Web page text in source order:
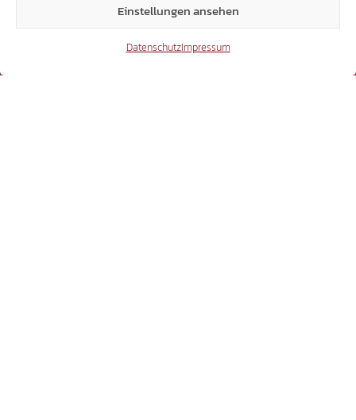
Einstellungen ansehen
DatenschutzImpressum
Threads